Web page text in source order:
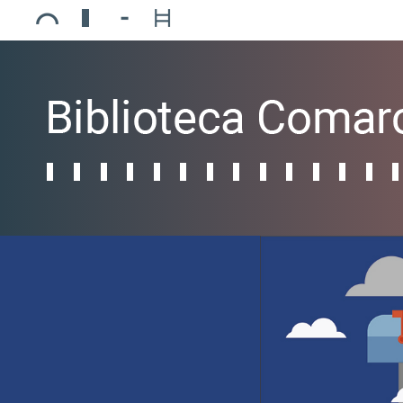
Ajuntament de Mollerussa
Biblioteca Comarcal Jaume Vila
Piscines de Mollerussa